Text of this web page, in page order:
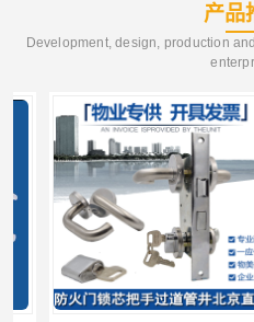
产品
Development, design, production